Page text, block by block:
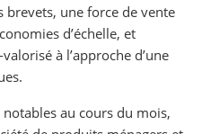
brevets, une force de vente
d’échelle, et
à l’approche d’une
au cours du mois,